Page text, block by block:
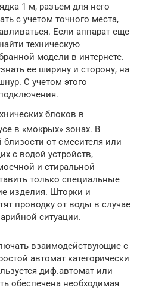
1 м, разъем для него
с учетом точного места,
Если аппарат еще
техническую
модели в интернете.
ее ширину и сторону, на
С учетом этого
блоков в
в «мокрых» зонах. В
близости от смесителя или
с водой устройств,
и стиральной
только специальные
изделия. Шторки и
проводку от воды в случае
ситуации.
взаимодействующие с
автомат категорически
диф.автомат или
обеспечена необходимая